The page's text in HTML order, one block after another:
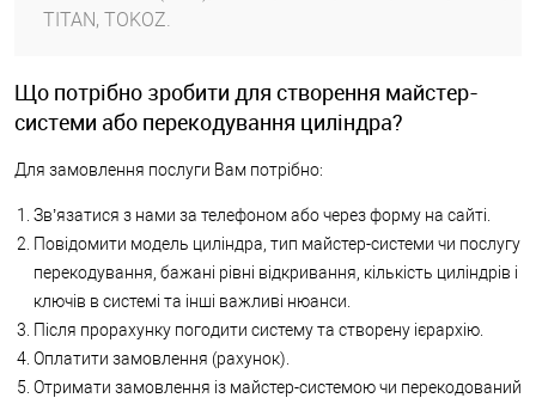
TITAN, TOKOZ.
Що потрібно зробити для створення майстер-
системи або перекодування циліндра?
Для замовлення послуги Вам потрібно:
Зв’язатися з нами за телефоном або через форму на сайті.
Повідомити модель циліндра, тип майстер-системи чи послугу
перекодування, бажані рівні відкривання, кількість циліндрів і
ключів в системі та інші важливі нюанси.
Після прорахунку погодити систему та створену ієрархію.
Оплатити замовлення (рахунок).
Отримати замовлення із майстер-системою чи перекодований